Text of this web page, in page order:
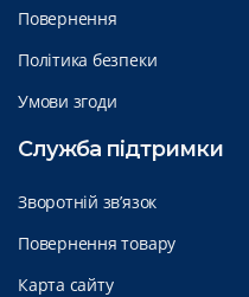
Повернення
Політика безпеки
Умови згоди
Служба підтримки
Зворотній зв’язок
Повернення товару
Карта сайту